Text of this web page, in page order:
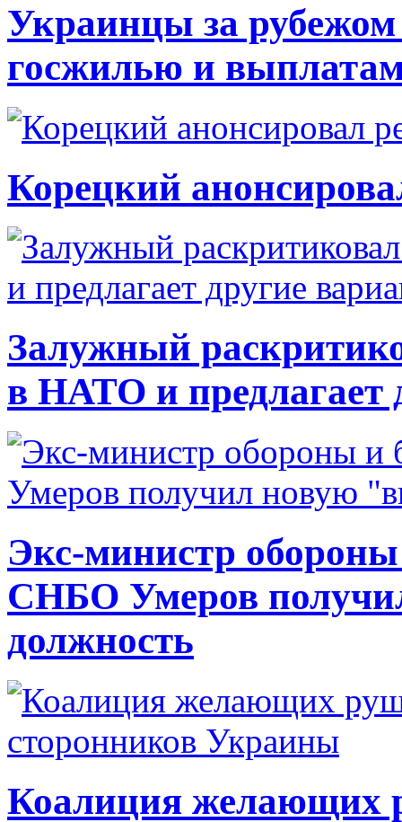
Украинцы за рубежом
госжилью и
Корецкий
Залужный
в НАТО и предлагает
Экс-министр
СНБО Умеров
должность
Коалиция желающих